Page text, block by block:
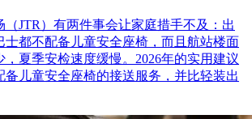
（JTR）有两件事会让家庭措手不及：出
士都不配备儿童安全座椅，而且航站楼面
，夏季安检速度缓慢。2026年的实用建议
备儿童安全座椅的接送服务，并比轻装出